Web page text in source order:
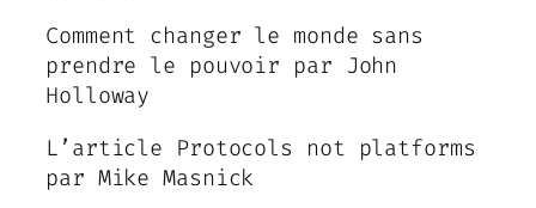
Comment changer le monde sans
prendre le pouvoir par John
Holloway
L’article Protocols not platforms
par Mike Masnick